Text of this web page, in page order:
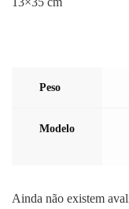
Peso
Modelo
Ainda não existem